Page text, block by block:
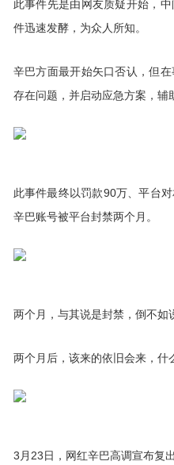
此事件先是由网友质疑开始，
件迅速发酵，为众人所知。
辛巴方面最开始矢口否认，但
存在问题，并启动应急方案，辅
此事件最终以罚款90万、平台
辛巴账号被平台封禁两个月。
两个月，与其说是封禁，倒不如
两个月后，该来的依旧会来，什
3月23日，网红辛巴高调宣布复